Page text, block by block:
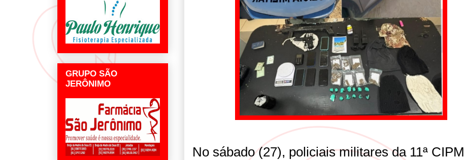
No sábado (27), policiais militares da 11ª CIPM
GRUPO SÃO
JERÔNIMO